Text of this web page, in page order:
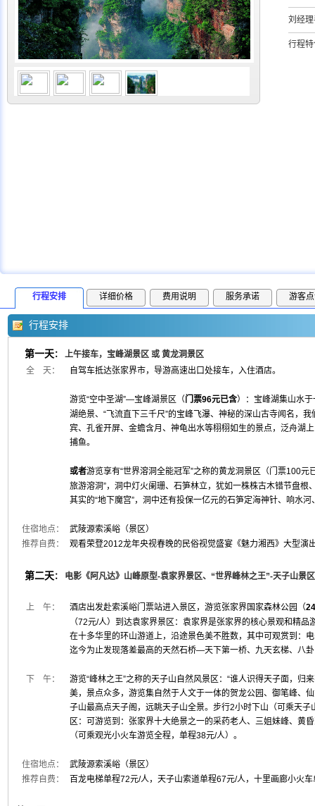
刘经
行程
行程安排 详细价格 费用说明 服务承诺 游客
行程安排
第一天：
上午接车，宝峰湖景区 或 黄龙洞景区
全 天：
自驾车抵达张家界市，导游高速出口处接车，入住酒店。
游览“空中圣湖”—宝峰湖景区（ 门票96元已含）：宝峰湖集山水
湖绝景、“飞流直下三千尺”的宝峰飞瀑、神秘的深山古寺闻名，
宾、孔雀开屏、金蟾含月、神龟出水等栩栩如生的景点，泛舟湖
捕鱼。
或者游览享有“世界溶洞全能冠军”之称的黄龙洞景区（门票100
旅游溶洞”，洞中灯火阑珊、石笋林立，犹如一株株古木错节盘根
其实的“地下魔宫”，洞中还有投保一亿元的石笋定海神针、响水
住宿地点：
武陵源索溪峪（景区）
推荐自费：
观看荣登2012龙年央视春晚的民俗视觉盛宴《魅力湘西》大型演
第二天： 电影《阿凡达》山峰原型-袁家界景区、“世界峰林之王”-天子山景
上 午： 酒店出发赴索溪峪门票站进入景区，游览张家界国家森林公园（
（72元/人）到达袁家界景区：袁家界是张家界的核心景观和精
在十多华里的环山游道上，沿途景色美不胜数，其中可观赏到：
迄今为止发现落差最高的天然石桥—天下第一桥、九天玄梯、八
下 午：
游览“峰林之王”之称的天子山自然风景区：“谁人识得天子面，归
美，景点众多，游览集自然于人文于一体的贺龙公园、御笔峰、
子山最高点天子阁，远眺天子山全景。步行2小时下山（可乘天
区：可游览到：张家界十大绝景之一的采药老人、三姐妹峰、黄
（可乘观光小火车游览全程，单程38元/人）。
住宿地点：
武陵源索溪峪（景区）
推荐自费：
百龙电梯单程72元/人，天子山索道单程67元/人，十里画廊小火